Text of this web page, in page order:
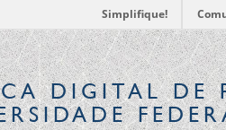
Simplifique!
DIGITALDE